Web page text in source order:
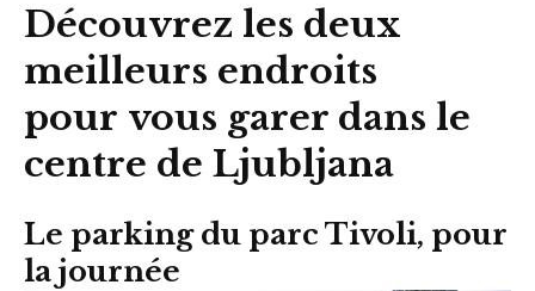
Découvrez les deux
meilleurs endroits
pour vous garer dans le
centre de Ljubljana
Le parking du parc Tivoli, pour
la journée